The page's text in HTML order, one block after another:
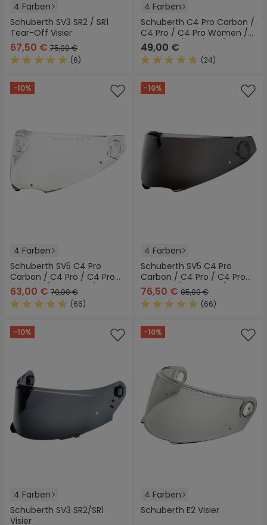
4 Farben
Schuberth SV3 SR2 / SR1
Tear-Off Visier
67,50 € 75,00 €
(6)
4 Farben
Schuberth C4 Pro Carbon /
C4 Pro / C4 Pro Women /
C4 Basic / C4 / C3 / S2 / E1
Sonnenvisier
49,00 €
(24)
-10%
4 Farben
Schuberth SV5 C4 Pro
Carbon / C4 Pro / C4 Pro
Women / C4 Basic / C4
Visier
63,00 € 70,00 €
(66)
-10%
4 Farben
Schuberth SV5 C4 Pro
Carbon / C4 Pro / C4 Pro
Women / C4 Basic / C4
Visier
76,50 € 85,00 €
(66)
-10%
4 Farben
Schuberth SV3 SR2/SR1
Visier
-10%
4 Farben
Schuberth E2 Visier